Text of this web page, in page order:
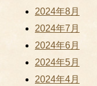
2024年8月
2024年7月
2024年6月
2024年5月
2024年4月